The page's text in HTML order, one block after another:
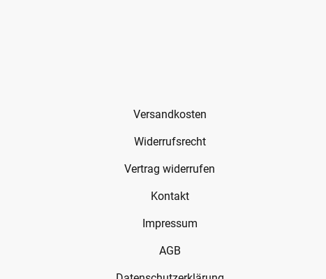
Versandkosten
Widerrufsrecht
Vertrag widerrufen
Kontakt
Impressum
AGB